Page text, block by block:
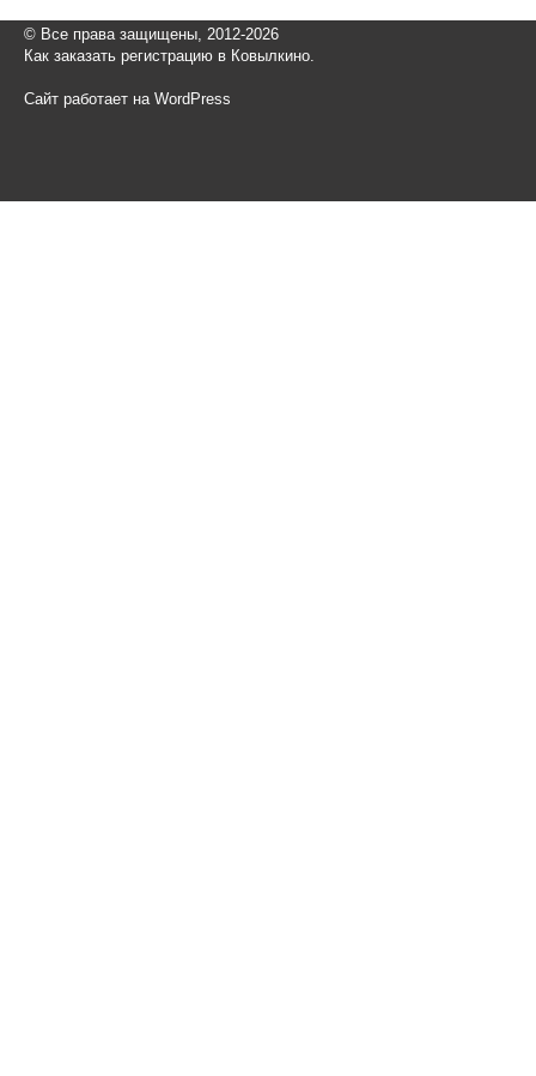
© Все права защищены, 2012-2026
Как заказать регистрацию в Ковылкино.
Сайт работает на WordPress